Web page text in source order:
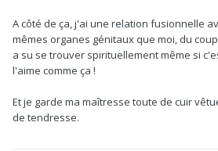
A côté de ça, j'ai une relation fusionnelle
mêmes organes génitaux que moi, du
a su se trouver spirituellement même si
l'aime comme ça !
Et je garde ma maîtresse toute de cuir
de tendresse.